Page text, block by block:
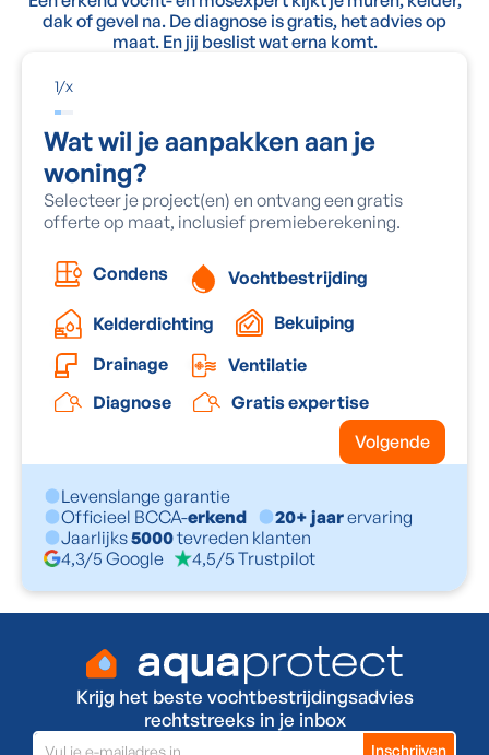
dak of gevel na. De diagnose is gratis, het advies op
maat. En jij beslist wat erna komt.
1/x
Wat wil je aanpakken aan je
woning?
Selecteer je project(en) en ontvang een gratis
offerte op maat, inclusief premieberekening.
Condens Vochtbestrijding
Kelderdichting
Bekuiping
Drainage
Ventilatie
Diagnose
Gratis expertise
Volgende
Levenslange garantie
Officieel BCCA-erkend 20+ jaarervaring
Jaarlijks5000tevreden klanten
4,3/5 Google
4,5/5 Trustpilot
Krijg het beste vochtbestrijdingsadvies
rechtstreeks in je inbox